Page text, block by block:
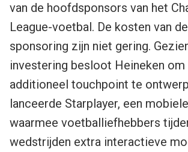
van de hoofdsponsors van het
League-voetbal. De kosten van
sponsoring zijn niet gering.
investering besloot Heineken
additioneel touchpoint te
lanceerde Starplayer, een
waarmee voetballiefhebbers
wedstrijden extra interactieve